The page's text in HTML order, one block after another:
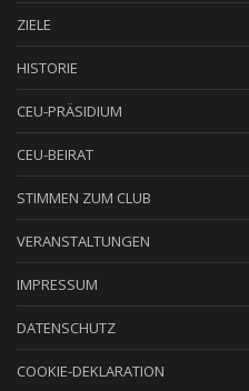
ZIELE
HISTORIE
CEU-PRÄSIDIUM
CEU-BEIRAT
STIMMEN ZUM CLUB
VERANSTALTUNGEN
IMPRESSUM
DATENSCHUTZ
COOKIE-DEKLARATION